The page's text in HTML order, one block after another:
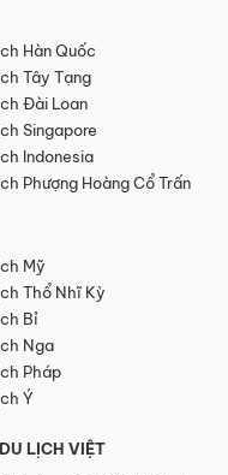
Hàn Quốc
Tây Tạng
Đài Loan
Singapore
Indonesia
Phượng Hoàng Cổ Trấn
Mỹ
Thổ Nhĩ Kỳ
Bỉ
Nga
Pháp
Ý
LỊCH VIỆT